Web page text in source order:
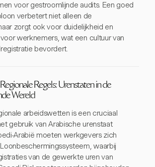
voor gestroomlijnde audits. Een goed
verbetert niet alleen de
zorgt ook voor duidelijkheid en
werknemers, wat een cultuur van
bevordert.
Regels: Urenstaten in de
Wereld
arbeidswetten is een cruciaal
gebruik van Arabische urenstaat
Arabië moeten werkgevers zich
waarbij
van de gewerkte uren van